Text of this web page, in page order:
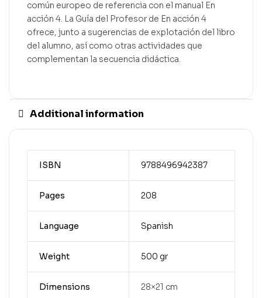
común europeo de referencia con el manual En
acción 4. La Guía del Profesor de En acción 4
ofrece, junto a sugerencias de explotación del libro
del alumno, así como otras actividades que
complementan la secuencia didáctica.
Additional information
ISBN 9788496942387
Pages 208
Language Spanish
Weight 500 gr
Dimensions 28×21 cm